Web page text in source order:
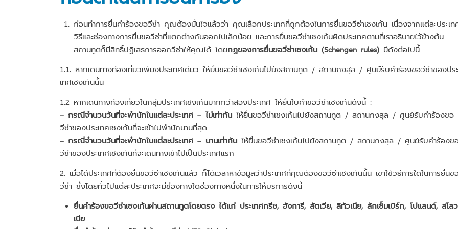
ก่อนทำการยื่นคำร้องขอวีซ่า คุณต้องมั่นใจแล้วว่า คุณเลือกประเทศที่ถูกต้องในการยื่นขอวีซ่าเชงเก้น เนื่องจากแต่ละประเท
วิธีและช่องทางการยื่นขอวีซ่าที่แตกต่างกันออกไปเล็กน้อย และการยื่นขอวีซ่าเชงเก้นผิดประเทศตามที่เราอธิบายไว้ข้างต้น
สถานทูตก็มีสิทธิ์ปฏิเสธการออกวีซ่าให้คุณได้ โดยกฏของการยื่นขอวีซ่าเชงเก้น (Schengen rules)มีดังต่อไปนี้
1.1. หากเดินทางท่องเที่ยวเพียงประเทศเดียว ให้ยื่นขอวีซ่าเชงเก้นไปยังสถานทูต / สถานกงสุล / ศูนย์รับคำร้องขอวีซ่าของประ
เทศเชงเก้นนั้น
1.2 หากเดินทางท่องเที่ยวในกลุ่มประเทศเชงเก้นมากกว่าสองประเทศ ให้ยื่นใบคำขอวีซ่าเชงเก้นดังนี้ :
– กรณีจำนวนวันที่จะพำนักในแต่ละประเทศ – ไม่เท่ากัน ให้ยื่นขอวีซ่าเชงเก้นไปยังสถานทูต / สถานกงสุล / ศูนย์รับคำร้องขอ
วีซ่าของประเทศเชงเก้นที่จะเข้าไปพำนักนานที่สุด
– กรณีจำนวนวันที่จะพำนักในแต่ละประเทศ – นานเท่ากัน ให้ยื่นขอวีซ่าเชงเก้นไปยังสถานทูต / สถานกงสุล / ศูนย์รับคำร้องข
วีซ่าของประเทศเชงเก้นที่จะเดินทางเข้าไปเป็นประเทศแรก
2. เมื่อได้ประเทศที่ต้องยื่นขอวีซ่าเชงเก้นแล้ว ก็ได้เวลาหาข้อมูลว่าประเทศที่คุณต้องขอวีซ่าเชงเก้นนั้น เขาใช้วิธีการใดในการยื่นข
วีซ่า ซึ่งโดยทั่วไปแต่ละประเทศจะมีช่องทางใดช่องทางหนึ่งในการให้บริการดังนี้
ยื่นคำร้องขอวีซ่าเชงเก้นผ่านสถานทูตโดยตรง ได้แก่ ประเทศกรีซ, ฮังการี, ลัตเวีย, ลิทัวเนีย, ลักเซ็มเบิร์ก, โปแลนด์, สโลว
เนีย